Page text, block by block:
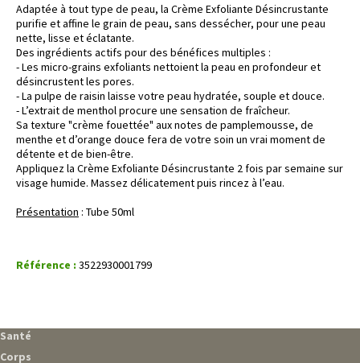
Adaptée à tout type de peau, la Crème Exfoliante Désincrustante
purifie et affine le grain de peau, sans dessécher, pour une peau
nette, lisse et éclatante.
Des ingrédients actifs pour des bénéfices multiples :
- Les micro-grains exfoliants nettoient la peau en profondeur et
désincrustent les pores.
- La pulpe de raisin laisse votre peau hydratée, souple et douce.
- L’extrait de menthol procure une sensation de fraîcheur.
Sa texture "crème fouettée" aux notes de pamplemousse, de
menthe et d’orange douce fera de votre soin un vrai moment de
détente et de bien-être.
Appliquez la Crème Exfoliante Désincrustante 2 fois par semaine sur
visage humide. Massez délicatement puis rincez à l’eau.
Présentation : Tube 50ml
Référence : 3522930001799
Santé
Corps